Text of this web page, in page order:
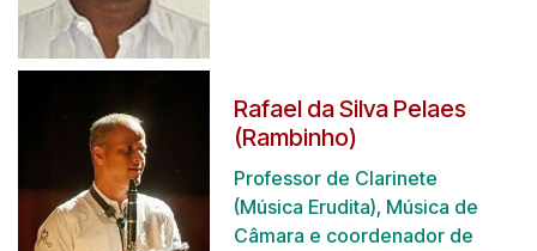
Rafael da Silva Pelaes
(Rambinho)
Professor de Clarinete
(Música Erudita), Música de
Câmara e coordenador de